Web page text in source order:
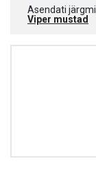
Asendati
Viper mustad